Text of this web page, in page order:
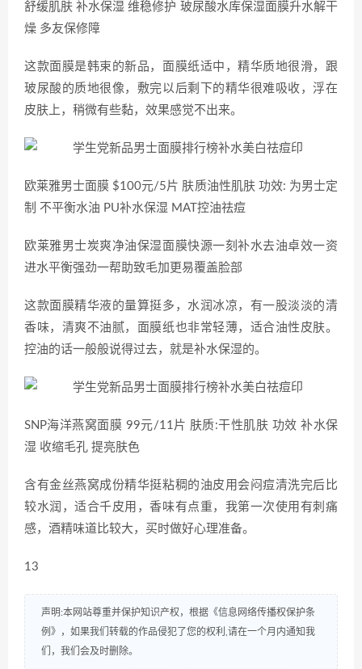
舒缓肌肤 补水保湿 维稳修护 玻尿酸水库保湿面膜升水解干
燥 多友保修障
这款面膜是韩束的新品，面膜纸适中，精华质地很滑，跟
玻尿酸的质地很像，敷完以后剩下的精华很难吸收，浮在
皮肤上，稍微有些黏，效果感觉不出来。
欧莱雅男士面膜 $100元/5片 肤质油性肌肤 功效: 为男士定
制 不平衡水油 PU补水保湿 MAT控油祛痘
欧莱雅男士炭爽净油保湿面膜快源一刻补水去油卓效一资
进水平衡强劲一帮助致毛加更易覆盖脸部
这款面膜精华液的量算挺多，水润冰凉，有一股淡淡的清
香味，清爽不油腻，面膜纸也非常轻薄，适合油性皮肤。
控油的话一般般说得过去，就是补水保湿的。
SNP海洋燕窝面膜 99元/11片 肤质:干性肌肤 功效 补水保
湿 收缩毛孔 提亮肤色
含有金丝燕窝成份精华挺粘稠的油皮用会闷痘清洗完后比
较水润，适合千皮用，香味有点重，我第一次使用有刺痛
感，酒精味道比较大，买时做好心理准备。
13
声明:本网站尊重并保护知识产权，根据《信息网络传播权保护条
例》，如果我们转载的作品侵犯了您的权利,请在一个月内通知我
们，我们会及时删除。